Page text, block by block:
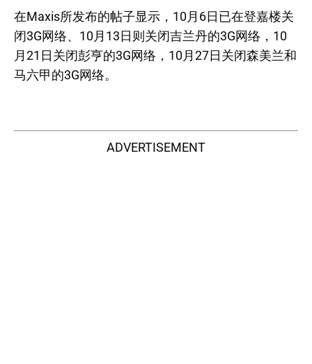
在Maxis所发布的帖子显示，10月6日已在登嘉楼关
闭3G网络、10月13日则关闭吉兰丹的3G网络，10
月21日关闭彭亨的3G网络，10月27日关闭森美兰和
马六甲的3G网络。
ADVERTISEMENT